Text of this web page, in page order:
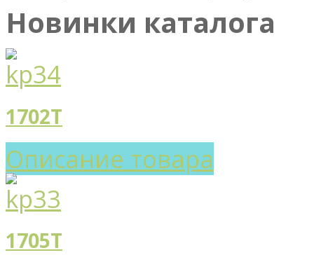
Новинки каталога
1702T
Описание товара
1705T